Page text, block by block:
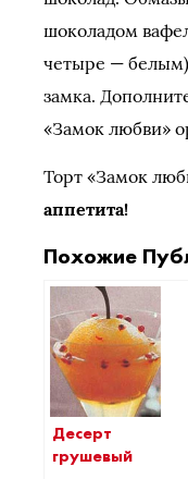
шоколадом
четыре —
замка.
«Замок любви»
Торт «Замок
аппетита!
Похожие
Десерт
грушевый